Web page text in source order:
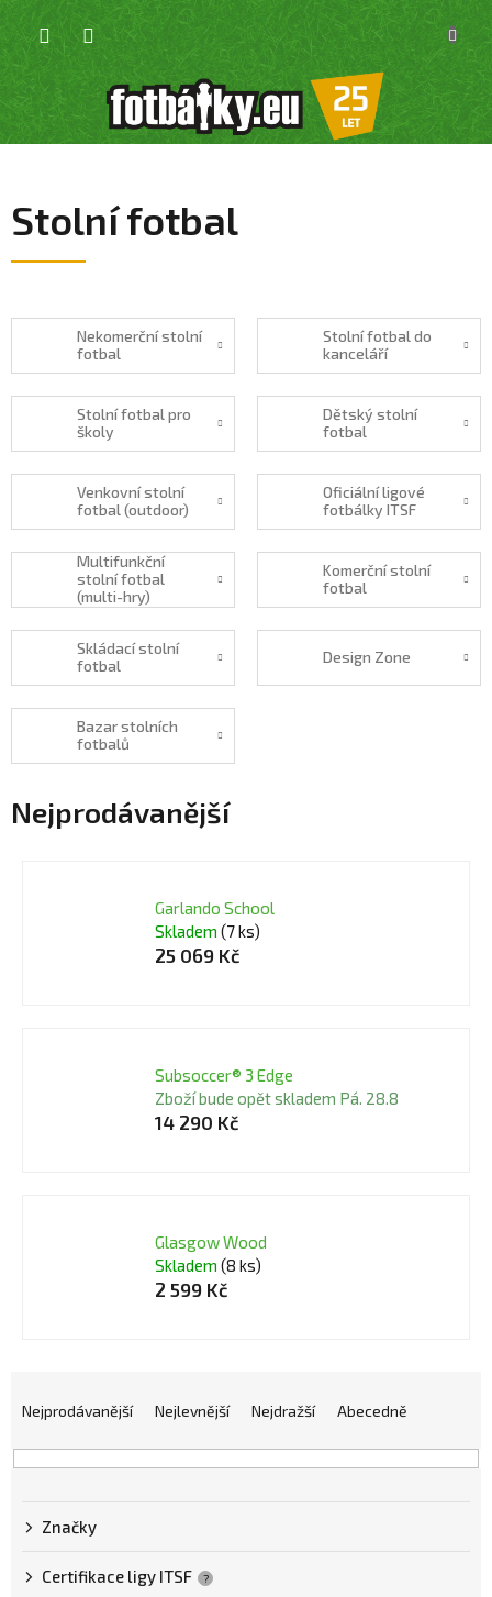
Přejít
obsah
KOŠÍK
Stolní fotbal
Nekomerční stolní
fotbal
Stolní fotbal do
kanceláří
Stolní fotbal pro
školy
Dětský stolní
fotbal
Venkovní stolní
fotbal (outdoor)
Oficiální ligové
fotbálky ITSF
Multifunkční
stolní fotbal
(multi-hry)
Komerční stolní
fotbal
Skládací stolní
fotbal
Design Zone
Bazar stolních
fotbalů
Nejprodávanější
Garlando School
Skladem (7 ks)
25 069 Kč
Subsoccer® 3 Edge
Zboží bude opět skladem Pá. 28.8
14 290 Kč
Glasgow Wood
Skladem (8 ks)
2 599 Kč
a
z
e
p
Nejprodávanější Nejlevnější Nejdražší Abecedně
Značky
Certifikace ligy ITSF ?